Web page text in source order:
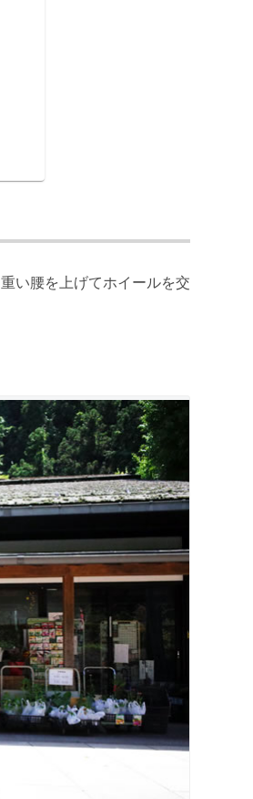
い腰を上げてホイールを交